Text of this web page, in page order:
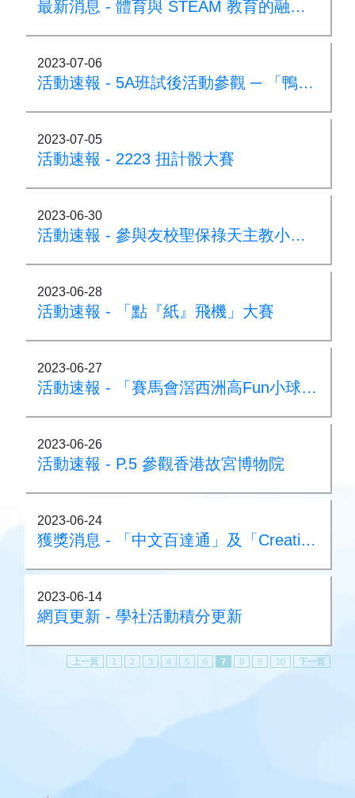
最新消息 - 體育與 STEAM 教育的融合講座
2023-07-06
活動速報 - 5A班試後活動參觀 ─ 「鴨靈號」
2023-07-05
活動速報 - 2223 扭計骰大賽
2023-06-30
活動速報 - 參與友校聖保祿天主教小學全校STEM活動和展覽
2023-06-28
活動速報 - 「點『紙』飛機」大賽
2023-06-27
活動速報 - 「賽馬會滘西洲高Fun小球手計劃」
2023-06-26
活動速報 - P.5 參觀香港故宮博物院
2023-06-24
獲獎消息 - 「中文百達通」及「Creative English Scheme」卓越學校獎
2023-06-14
網頁更新 - 學社活動積分更新
上一頁 1 2 3 4 5 6 7 8 9 10 下一頁